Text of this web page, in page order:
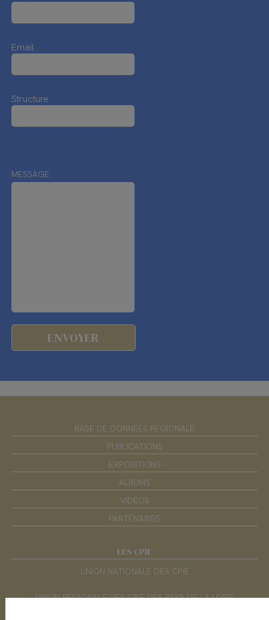
Email
Structure
MESSAGE
BASE DE DONNÉES RÉGIONALE
PUBLICATIONS
EXPOSITIONS
ALBUMS
VIDÉOS
PARTENAIRES
LES CPIE
UNION NATIONALE DES CPIE
UNION RÉGIONALE DES CPIE DES PAYS DE LA LOIRE